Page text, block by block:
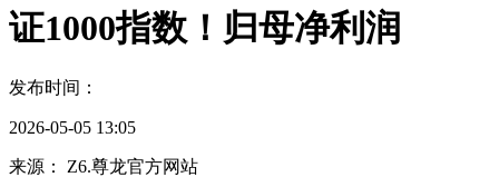
证1000指数！归母净利润
发布时间：
2026-05-05 13:05
来源： Z6.尊龙官方网站